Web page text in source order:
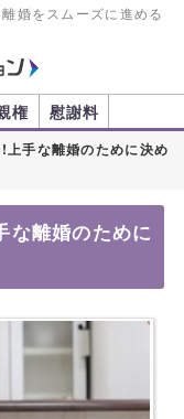
婚をスムーズに進める
権 慰謝料
手な離婚のために決め
な離婚のために